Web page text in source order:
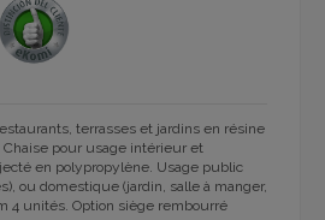
terrasses et jardins en résine
pour usage intérieur et
en polypropylène. Usage public
ou domestique (jardin, salle à manger,
4 unités. Option siège rembourré